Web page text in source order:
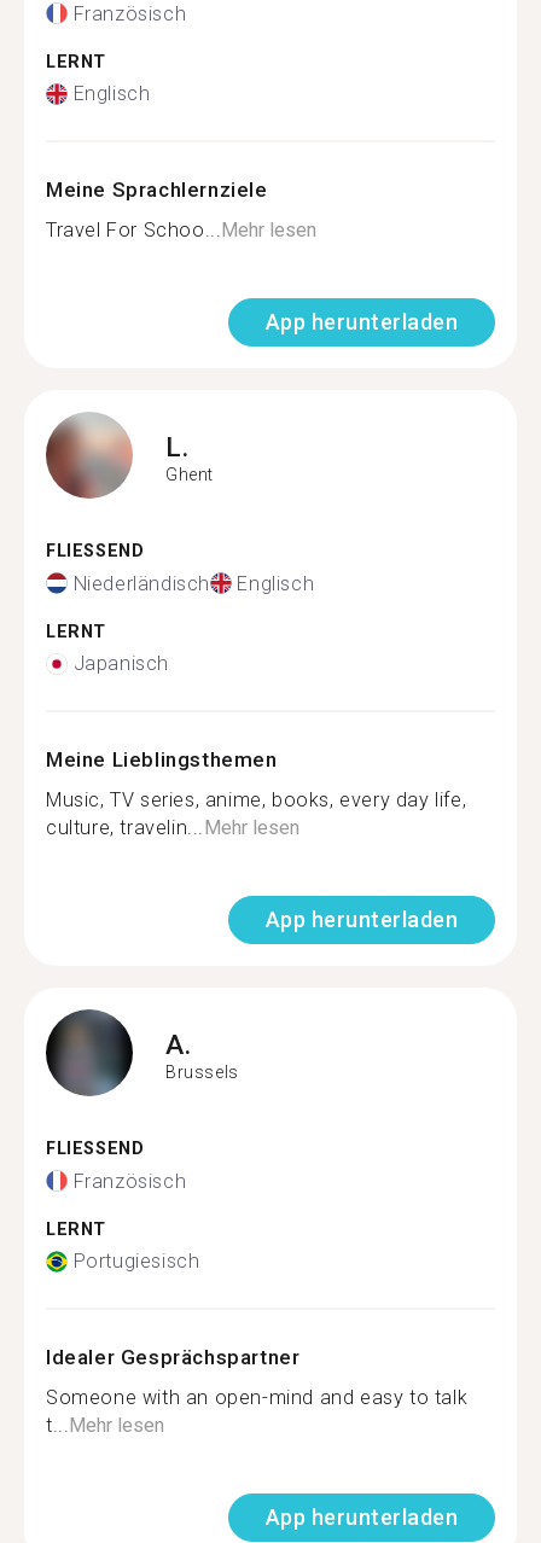
Französisch
LERNT
Englisch
Meine Sprachlernziele
Travel For Schoo...Mehr lesen
App herunterladen
L.
Ghent
FLIESSEND
Niederländisch Englisch
LERNT
Japanisch
Meine Lieblingsthemen
Music, TV series, anime, books, every day life,
culture, travelin...Mehr lesen
App herunterladen
A.
Brussels
FLIESSEND
Französisch
LERNT
Portugiesisch
Idealer Gesprächspartner
Someone with an open-mind and easy to talk
t...Mehr lesen
App herunterladen